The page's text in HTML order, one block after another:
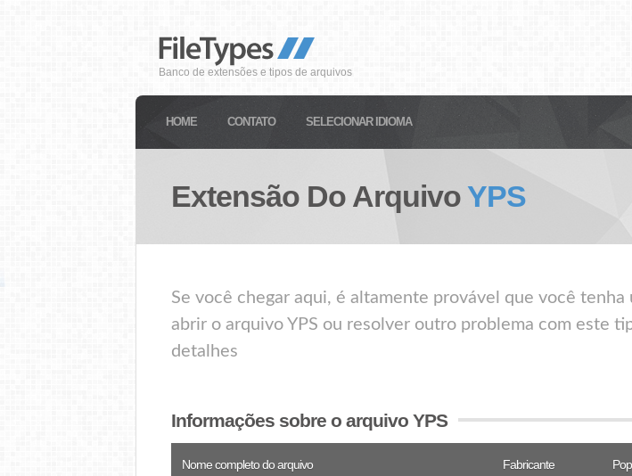
Banco de extensões e tipos de arquivos
HOME CONTATO SELECIONAR IDIOMA
Extensão Do ArquivoYPS
Se você chegar aqui, é altamente provável que você
abrir o arquivo YPS ou resolver outro problema com este
detalhes
Informações sobre o arquivo YPS
Nome completo do arquivo Fabricante